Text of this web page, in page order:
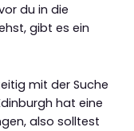
du in die
gibt es ein
mit der Suche
hat eine
also solltest